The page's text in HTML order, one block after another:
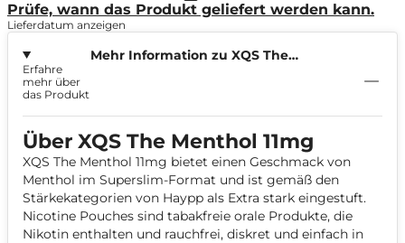
Prüfe, wann das Produkt geliefert werden kann.
Lieferdatum anzeigen
Mehr Information zu XQS The
Erfahre
mehr über
das Produkt
Über XQS The Menthol 11mg
XQS The Menthol 11mg bietet einen Geschmack von
Menthol im Superslim-Format und ist gemäß den
Stärkekategorien von Haypp als Extra stark eingestuft.
Nicotine Pouches sind tabakfreie orale Produkte, die
Nikotin enthalten und rauchfrei, diskret und einfach in